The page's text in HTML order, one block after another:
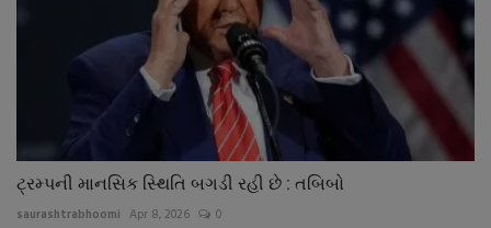
ટ્રમ્પની માનસિક સ્થિતિ બગડી રહી છે : તબિબો
saurashtrabhoomi Apr 8, 2026 0